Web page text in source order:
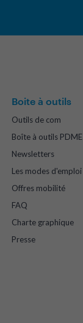
Boite à outils
Outils de com
Boîte à outils PDME
Newsletters
Les modes d'emploi
Offres mobilité
FAQ
Charte graphique
Presse